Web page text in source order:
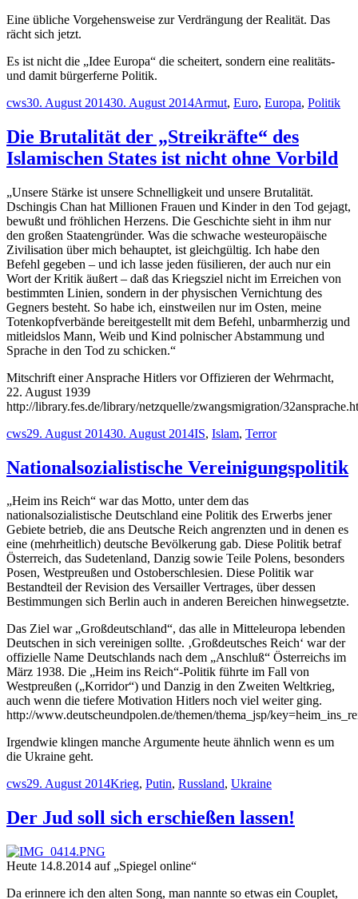
Eine übliche Vorgehensweise zur Verdrängung der Realität. Das
rächt sich jetzt.
Es ist nicht die „Idee Europa“ die scheitert, sondern eine realitäts-
und damit bürgerferne Politik.
Autor
cwsVeröffentlicht
30. August 201430. August 2014Schlagwörter
Armut, Euro, Europa, Politik
Die Brutalität der „Streikräfte“ des
Islamischen States ist nicht ohne Vorbild
„Unsere Stärke ist unsere Schnelligkeit und unsere Brutalität.
Dschingis Chan hat Millionen Frauen und Kinder in den Tod gejagt,
bewußt und fröhlichen Herzens. Die Geschichte sieht in ihm nur
den großen Staatengründer. Was die schwache westeuropäische
Zivilisation über mich behauptet, ist gleichgültig. Ich habe den
Befehl gegeben – und ich lasse jeden füsilieren, der auch nur ein
Wort der Kritik äußert – daß das Kriegsziel nicht im Erreichen von
bestimmten Linien, sondern in der physischen Vernichtung des
Gegners besteht. So habe ich, einstweilen nur im Osten, meine
Totenkopfverbände bereitgestellt mit dem Befehl, unbarmherzig und
mitleidslos Mann, Weib und Kind polnischer Abstammung und
Sprache in den Tod zu schicken.“
Mitschrift einer Ansprache Hitlers vor Offizieren der Wehrmacht,
22. August 1939
http://library.fes.de/library/netzquelle/zwangsmigration/
Autor
cwsVeröffentlicht
29. August 201430. August 2014Schlagwörter
IS, Islam, Terror
Nationalsozialistische Vereinigungspolitik
„Heim ins Reich“ war das Motto, unter dem das
nationalsozialistische Deutschland eine Politik des Erwerbs jener
Gebiete betrieb, die ans Deutsche Reich angrenzten und in denen es
eine (mehrheitlich) deutsche Bevölkerung gab. Diese Politik betraf
Österreich, das Sudetenland, Danzig sowie Teile Polens, besonders
Posen, Westpreußen und Ostoberschlesien. Diese Politik war
Bestandteil der Revision des Versailler Vertrages, über dessen
Bestimmungen sich Berlin auch in anderen Bereichen hinwegsetzte.
Das Ziel war „Großdeutschland“, das alle in Mitteleuropa lebenden
Deutschen in sich vereinigen sollte. ‚Großdeutsches Reich‘ war der
offizielle Name Deutschlands nach dem „Anschluß“ Österreichs im
März 1938. Die „Heim ins Reich“-Politik führte im Fall von
Westpreußen („Korridor“) und Danzig in den Zweiten Weltkrieg,
auch wenn die tiefere Motivation Hitlers noch viel weiter ging.
http://www.deutscheundpolen.de/themen/thema_jsp/
Irgendwie klingen manche Argumente heute ähnlich wenn es um
die Ukraine geht.
Autor
cwsVeröffentlicht
29. August 2014Schlagwörter
Krieg, Putin, Russland, Ukraine
Der Jud soll sich erschießen lassen!
Heute 14.8.2014 auf „Spiegel online“
Da erinnere ich den alten Song, man nannte so etwas ein Couplet,